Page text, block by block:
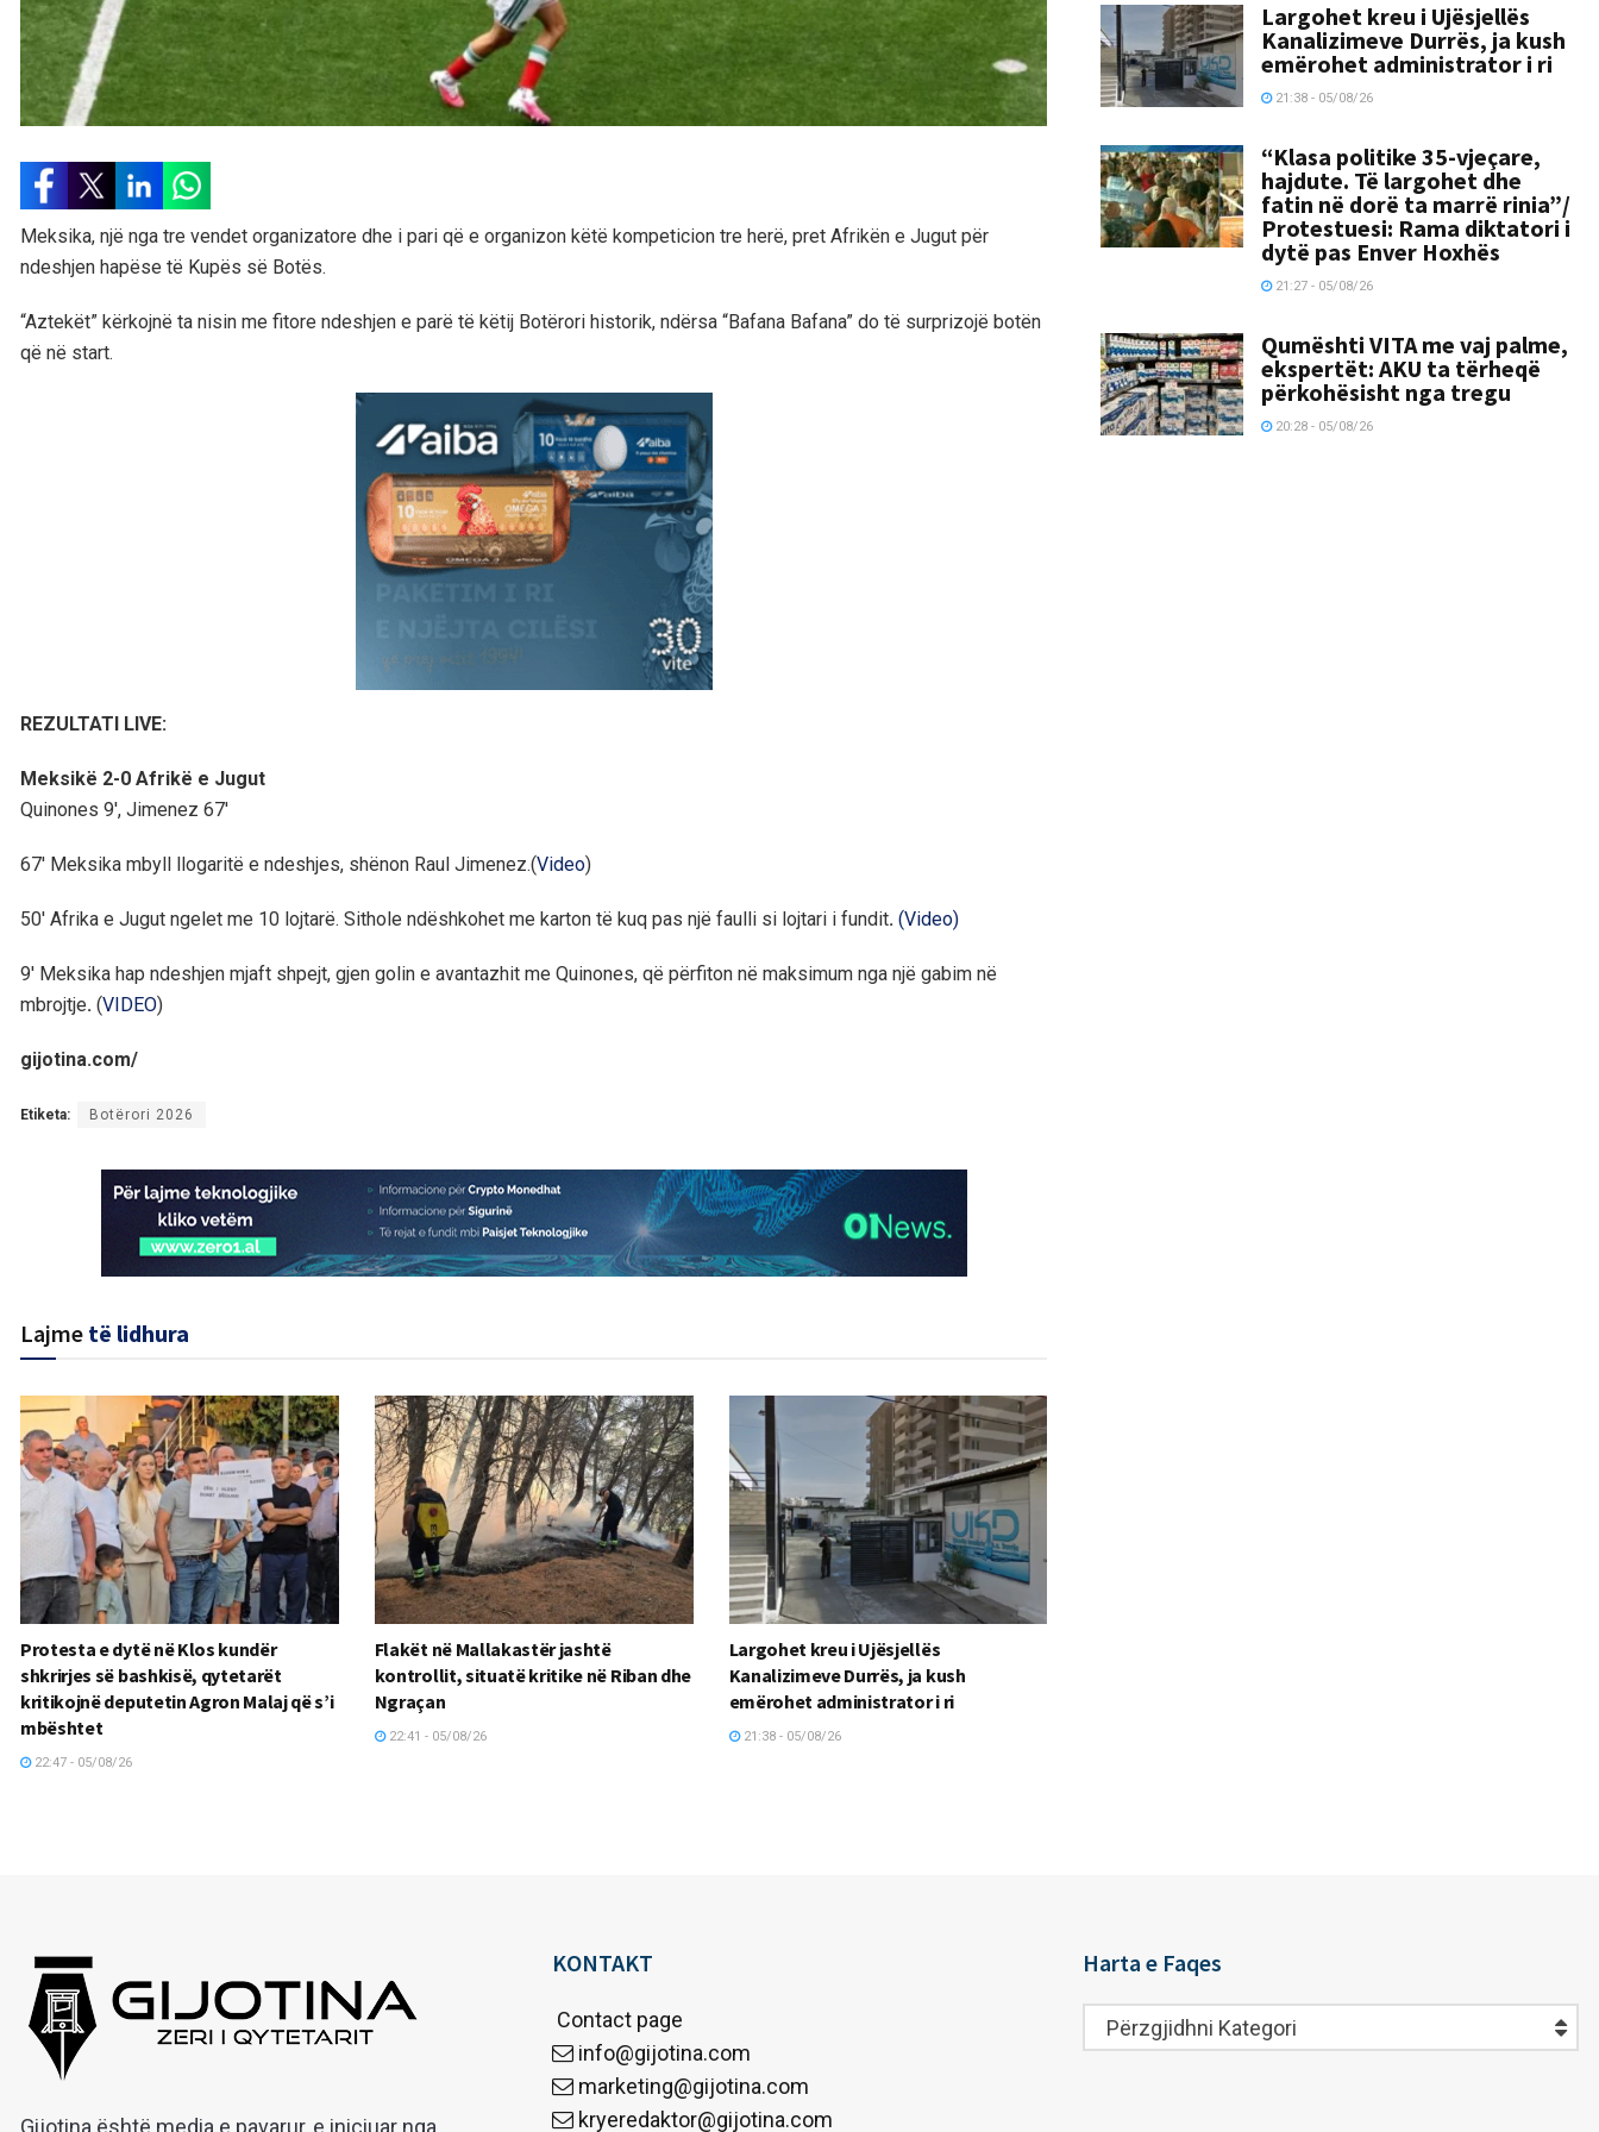
Meksika, një nga tre vendet organizatore dhe i pari që e organizon këtë kompeticion tre herë, pret Afrikën e Jugut për
ndeshjen hapëse të Kupës së Botës.
“Aztekët” kërkojnë ta nisin me fitore ndeshjen e parë të këtij Botërori historik, ndërsa “Bafana Bafana” do të surprizojë botën
që në start.
REZULTATI LIVE:
Meksikë 2-0 Afrikë e Jugut
Quinones 9′, Jimenez 67′
67′ Meksika mbyll llogaritë e ndeshjes, shënon Raul Jimenez.(Video)
50′ Afrika e Jugut ngelet me 10 lojtarë. Sithole ndëshkohet me karton të kuq pas një faulli si lojtari i fundit. (Video)
9′ Meksika hap ndeshjen mjaft shpejt, gjen golin e avantazhit me Quinones, që përfiton në maksimum nga një gabim në
mbrojtje. (VIDEO)
gijotina.com/
Etiketa: Botërori 2026
Lajme të lidhura
Protesta e dytë në Klos kundër
shkrirjes së bashkisë, qytetarët
kritikojnë deputetin Agron Malaj që s’i
mbështet
22:47 - 05/08/26
Flakët në Mallakastër jashtë
kontrollit, situatë kritike në Riban dhe
Ngraçan
22:41 - 05/08/26
Largohet kreu i Ujësjellës
Kanalizimeve Durrës, ja kush
emërohet administrator i ri
21:38 - 05/08/26
Largohet kreu i Ujësjellës
Kanalizimeve Durrës, ja kush
emërohet administrator i ri
21:38 - 05/08/26
“Klasa politike 35-vjeçare,
hajdute. Të largohet dhe
fatin në dorë ta marrë rinia”/
Protestuesi: Rama diktatori i
dytë pas Enver Hoxhës
21:27 - 05/08/26
Qumështi VITA me vaj palme,
ekspertët: AKU ta tërheqë
përkohësisht nga tregu
20:28 - 05/08/26
Gijotina është media e pavarur, e iniciuar nga
KONTAKT
Contact page
info@gijotina.com
marketing@gijotina.com
kryeredaktor@gijotina.com
Harta e Faqes
Harta
e
Përzgjidhni Kategori